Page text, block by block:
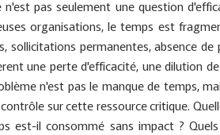
pas seulement une question
organisations, le temps est
sollicitations permanentes, absence
une perte d'efficacité, une dilution
n'est pas le manque de temps,
sur cette ressource critique.
est-il consommé sans impact ?